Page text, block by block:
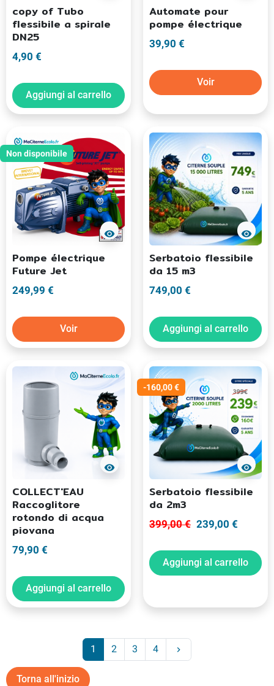
copy of Tubo
flessibile a spirale
DN25
4,90 €
Aggiungi al carrello
Automate pour
pompe électrique
39,90 €
Voir
Non disponibile
visibility
Pompe électrique
Future Jet
249,99 €
Voir
visibility
Serbatoio flessibile
da 15 m3
749,00 €
Aggiungi al carrello
visibility
COLLECT'EAU
Raccoglitore
rotondo di acqua
piovana
79,90 €
Aggiungi al carrello
-160,00 €
visibility
Serbatoio flessibile
da 2m3
399,00 € 239,00 €
Aggiungi al carrello
1 2 3 4 keyboard_arrow_right
Torna all'inizio